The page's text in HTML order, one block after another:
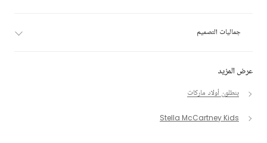
عرض المزيد
بنطلون أولاد ماركات
Stella McCartney Kids
جماليات التصميم